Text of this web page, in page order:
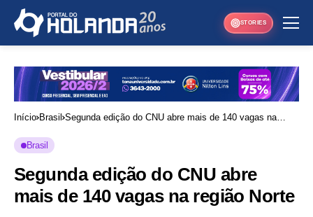
STORIES
Início Brasil Segunda edição do CNU abre mais de 140 vagas na
Brasil
Segunda edição do CNU abre
mais de 140 vagas na região Norte